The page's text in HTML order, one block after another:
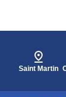
Saint Martin